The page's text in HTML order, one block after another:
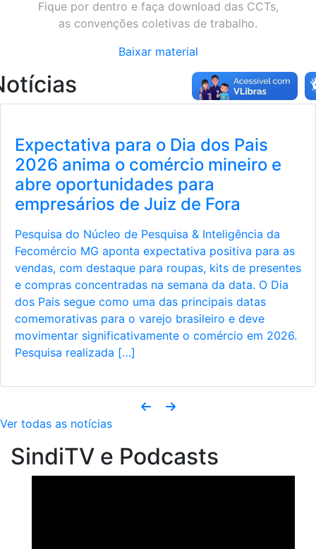
Fique por dentro e faça download das CCTs,
as convenções coletivas de trabalho.
Baixar material
e
da
as
O Dia
2026.
Julho é o momento de
como preparar sua empresa
vender mais no segundo
de 2026
Com datas estratégicas como Dia dos Pais,
Friday e Natal no horizonte, planejamento é
principal aliado dos empresários do
Juiz de Fora para aumentar as vendas e
resultados. O segundo semestre concentra
das datas mais importantes para o varejo e
representa uma grande oportunidade para
empresários ampliarem o […]
Ver todas as notícias
SindiTV e Podcasts